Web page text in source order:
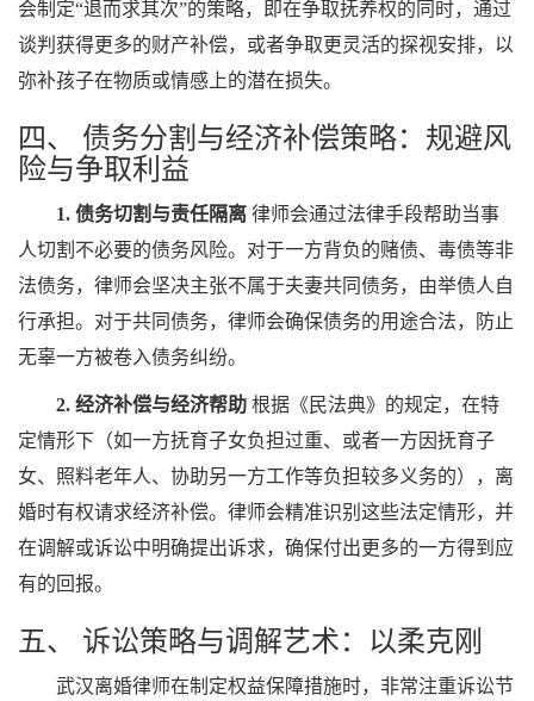
会制定“退而求其次”的策略，即在争取抚养权的同时，通过
谈判获得更多的财产补偿，或者争取更灵活的探视安排，以
弥补孩子在物质或情感上的潜在损失。
四、 债务分割与经济补偿策略：规避风
险与争取利益
1. 债务切割与责任隔离 律师会通过法律手段帮助当事
人切割不必要的债务风险。对于一方背负的赌债、毒债等非
法债务，律师会坚决主张不属于夫妻共同债务，由举债人自
行承担。对于共同债务，律师会确保债务的用途合法，防止
无辜一方被卷入债务纠纷。
2. 经济补偿与经济帮助 根据《民法典》的规定，在特
定情形下（如一方抚育子女负担过重、或者一方因抚育子
女、照料老年人、协助另一方工作等负担较多义务的），离
婚时有权请求经济补偿。律师会精准识别这些法定情形，并
在调解或诉讼中明确提出诉求，确保付出更多的一方得到应
有的回报。
五、 诉讼策略与调解艺术：以柔克刚
武汉离婚律师在制定权益保障措施时，非常注重诉讼节